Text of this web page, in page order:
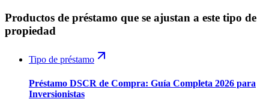
Productos de préstamo que se ajustan a este tipo de
propiedad
Tipo de préstamo
Préstamo DSCR de Compra: Guía Completa 2026 para
Inversionistas